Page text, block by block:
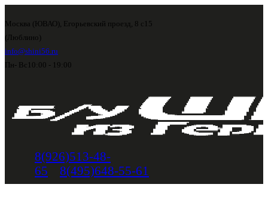
Москва (ЮВАО), Егорьевский проезд, 8 с15
(Люблино)
info@shini56.ru
Пн- Вс 10:00 - 19:00
8(926)513-48-
65
8(495)648-55-61